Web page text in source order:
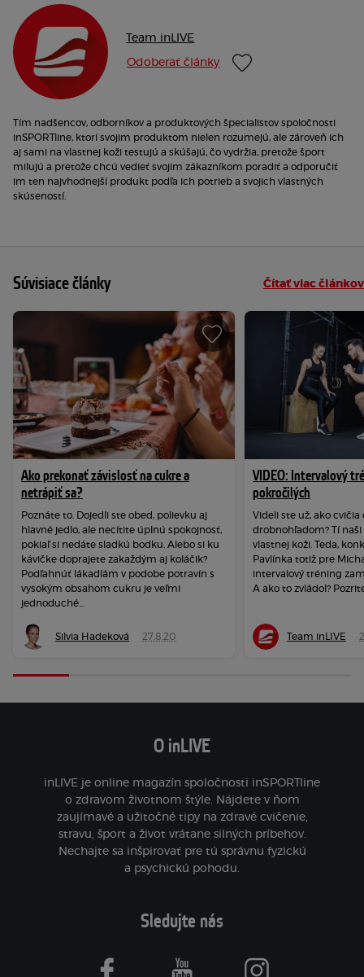
Team inLIVE
Odoberať články
Tím nadšencov, odborníkov a produktových špecialistov spoločnosti
inSPORTline, ktorí svojim produktom nielen rozumejú, ale zároveň ich
aj sami na vlastnej koži testujú a skúšajú, čo vydržia, pretože šport
milujú a pretože chcú vedieť svojim zákazníkom poradiť a odporučiť
im ten najvhodnejší produkt podľa ich potrieb a svojich vlastných
skúseností.
Súvisiace články Čítať viac článkov
Ako prekonať závislosť na cukre a
netrápiť sa?
Poznáte to. Dojedli ste obed, polievku aj
hlavné jedlo, ale necítite úplnú spokojnosť,
pokiaľ si nedáte sladkú bodku. Alebo si ku
kávičke doprajete zakaždým aj koláčik?
Podľahnúť lákadlám v podobe potravín s
vysokým obsahom cukru je veľmi
jednoduché...
Silvia Hadeková 27.8.20
VIDEO: Intervalový
pokročilých
Videli ste už, ako
drobnohľadom? Tí naši
vlastnej koži. Teda,
Pavlínka totiž pre
intervalový tréning
A ako to zvládol?
Team inLIVE
O inLIVE
inLIVE je online magazín spoločnosti inSPORTline
o zdravom životnom štýle. Nájdete v ňom
zaujímavé a užitočné tipy na zdravé cvičenie,
stravu, šport a život vrátane silných príbehov.
Nechajte sa inšpirovať pre tú správnu fyzickú
a psychickú pohodu.
Sledujte nás